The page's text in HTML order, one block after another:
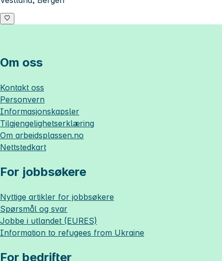
Om oss
Kontakt oss
Personvern
Informasjonskapsler
Tilgjengelighetserklæring
Om arbeidsplassen.no
Nettstedkart
For jobbsøkere
Nyttige artikler for jobbsøkere
Spørsmål og svar
Jobbe i utlandet (EURES)
Information to refugees from Ukraine
For bedrifter